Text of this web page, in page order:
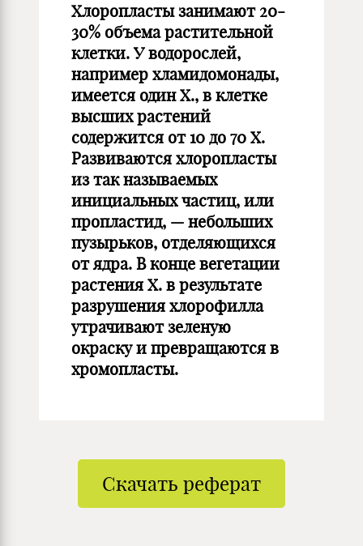
Хлоропласты занимают 20-
30% объема растительной
клетки. У водорослей,
например хламидомонады,
имеется один Х., в клетке
высших растений
содержится от 10 до 70 Х.
Развиваются хлоропласты
из так называемых
инициальных частиц, или
пропластид, — небольших
пузырьков, отделяющихся
от ядра. В конце вегетации
растения Х. в результате
разрушения хлорофилла
утрачивают зеленую
окраску и превращаются в
хромопласты.
Скачать реферат